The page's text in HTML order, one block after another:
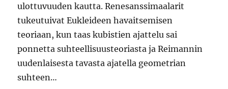
ulottuvuuden kautta. Renesanssimaalarit
tukeutuivat Eukleideen havaitsemisen
teoriaan, kun taas kubistien ajattelu sai
ponnetta suhteellisuusteoriasta ja Reimannin
uudenlaisesta tavasta ajatella geometrian
suhteen…